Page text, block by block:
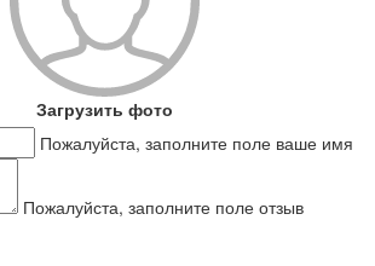
Загрузить фото
Пожалуйста, заполните поле ваше имя
Пожалуйста, заполните поле отзыв